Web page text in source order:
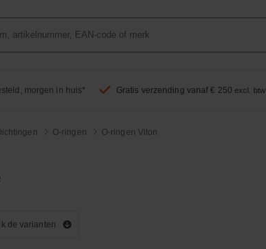
morgen in huis* Gratis verzending vanaf € 250 excl. btw
O-ringen O-ringen Viton
de varianten